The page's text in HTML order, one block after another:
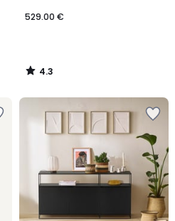
529.00 €
4.3
/